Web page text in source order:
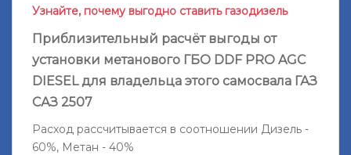
Узнайте, почему выгодно ставить газодизель
Приблизительный расчёт выгоды от
установки метанового ГБО DDF PRO AGС
DIESEL для владельца этого самосвала ГАЗ
САЗ 2507
Расход рассчитывается в соотношении Дизель -
60%, Метан - 40%